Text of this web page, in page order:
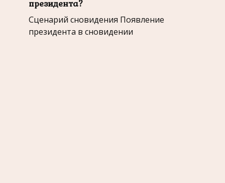
президента?
Сценарий сновидения Появление
президента в сновидении